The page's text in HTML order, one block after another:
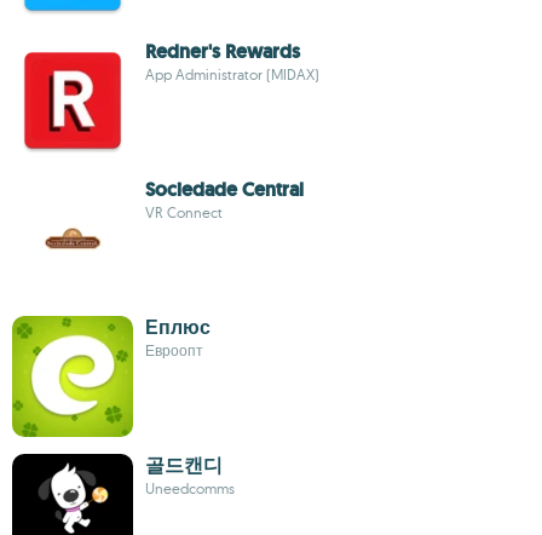
Redner's Rewards
App Administrator (MIDAX)
Sociedade Central
VR Connect
Еплюс
Евроопт
골드캔디
Uneedcomms